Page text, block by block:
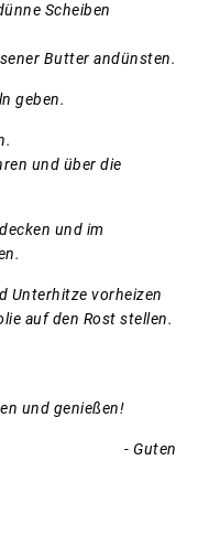
Scheiben
Butter andünsten.
geben.
und über die
und im
Unterhitze vorheizen
auf den Rost stellen.
und genießen!